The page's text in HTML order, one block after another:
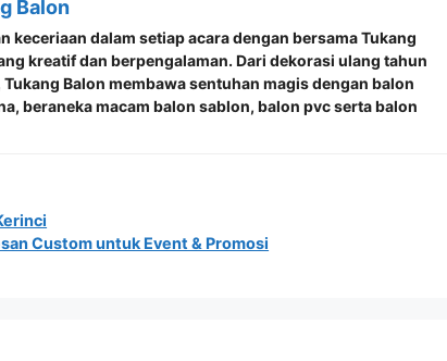
Balon
keceriaan dalam setiap acara dengan bersamaTukang
kreatif dan berpengalaman. Dari dekorasi ulang tahun
Balon membawa sentuhan magis dengan balon
beraneka macam balon sablon, balon pvc serta balon
Custom untuk Event & Promosi